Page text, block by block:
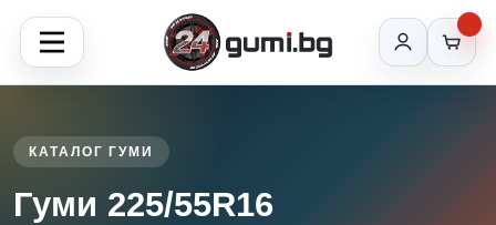
КАТАЛОГ ГУМИ
Гуми 225/55R16